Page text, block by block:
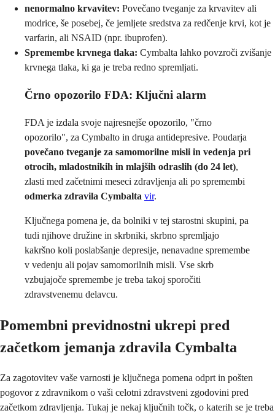
nenormalno krvavitev: Povečano tveganje za krvavitev ali
modrice, še posebej, če jemljete sredstva za redčenje krvi, kot je
varfarin, ali NSAID (npr. ibuprofen).
Spremembe krvnega tlaka: Cymbalta lahko povzroči zvišanje
krvnega tlaka, ki ga je treba redno spremljati.
Črno opozorilo FDA: Ključni alarm
FDA je izdala svoje najresnejše opozorilo, "črno
opozorilo", za Cymbalto in druga antidepresive. Poudarja
povečano tveganje za samomorilne misli in vedenja pri
otrocih, mladostnikih in mlajših odraslih (do 24 let),
zlasti med začetnimi meseci zdravljenja ali po spremembi
odmerka zdravila Cymbalta vir.
Ključnega pomena je, da bolniki v tej starostni skupini, pa
tudi njihove družine in skrbniki, skrbno spremljajo
kakršno koli poslabšanje depresije, nenavadne spremembe
v vedenju ali pojav samomorilnih misli. Vse skrb
vzbujajoče spremembe je treba takoj sporočiti
zdravstvenemu delavcu.
Pomembni previdnostni ukrepi pred
začetkom jemanja zdravila Cymbalta
Za zagotovitev vaše varnosti je ključnega pomena odprt in pošten
pogovor z zdravnikom o vaši celotni zdravstveni zgodovini pred
začetkom zdravljenja. Tukaj je nekaj ključnih točk, o katerih se je treba